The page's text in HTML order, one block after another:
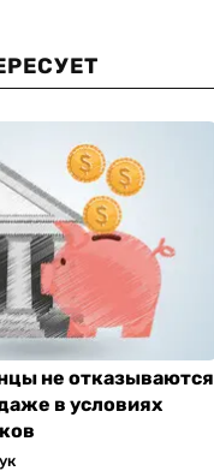
не отказываются
в условиях